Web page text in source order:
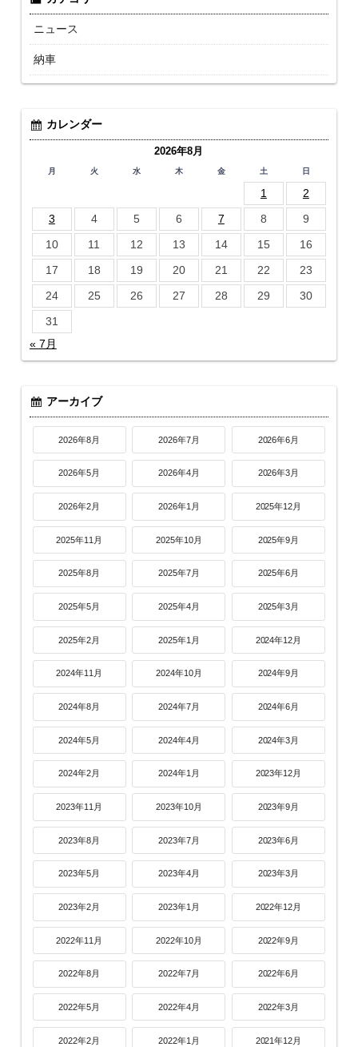
ニュース
納車
カレンダー
2026年8月
月 火 水 木 金 土 日
1
2
3
4 5 6 7 8
9
10
11 12 13 14 15
16
17
18 19 20 21 22
23
24
25 26 27 28 29
30
31
« 7月
アーカイブ
2026年8月 2026年7月 2026年6月
2026年5月 2026年4月 2026年3月
2026年2月 2026年1月 2025年12月
2025年11月 2025年10月 2025年9月
2025年8月 2025年7月 2025年6月
2025年5月 2025年4月 2025年3月
2025年2月 2025年1月 2024年12月
2024年11月 2024年10月 2024年9月
2024年8月 2024年7月 2024年6月
2024年5月 2024年4月 2024年3月
2024年2月 2024年1月 2023年12月
2023年11月 2023年10月 2023年9月
2023年8月 2023年7月 2023年6月
2023年5月 2023年4月 2023年3月
2023年2月 2023年1月 2022年12月
2022年11月 2022年10月 2022年9月
2022年8月 2022年7月 2022年6月
2022年5月 2022年4月 2022年3月
2022年2月 2022年1月 2021年12月